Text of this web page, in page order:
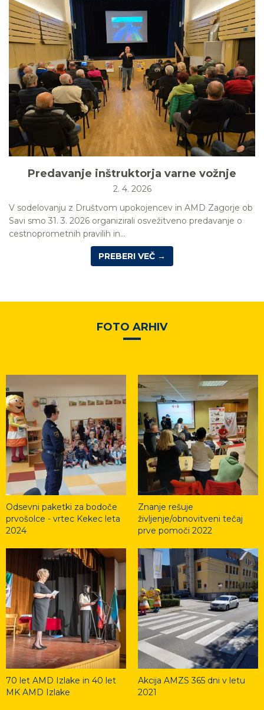
Predavanje inštruktorja varne vožnje
2. 4. 2026
V sodelovanju z Društvom upokojencev in AMD Zagorje ob
Savi smo 31. 3. 2026 organizirali osvežitveno predavanje o
cestnoprometnih pravilih in...
PREBERI VEČ →
FOTO ARHIV
Odsevni paketki za bodoče
prvošolce - vrtec Kekec leta
2024
Znanje rešuje
življenje/obnovitveni tečaj
prve pomoči 2022
70 let AMD Izlake in 40 let
MK AMD Izlake
Akcija AMZS 365 dni v letu
2021